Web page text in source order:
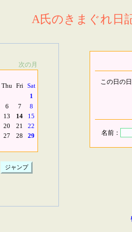
A氏のきまぐれ日
次の月
Thu Fri Sat
1
6 7
8
13 14
15
20 21
22
27 28
29
この日の
名前：